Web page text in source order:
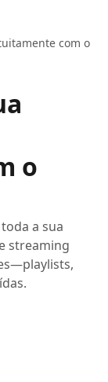
com o
o
a sua
streaming